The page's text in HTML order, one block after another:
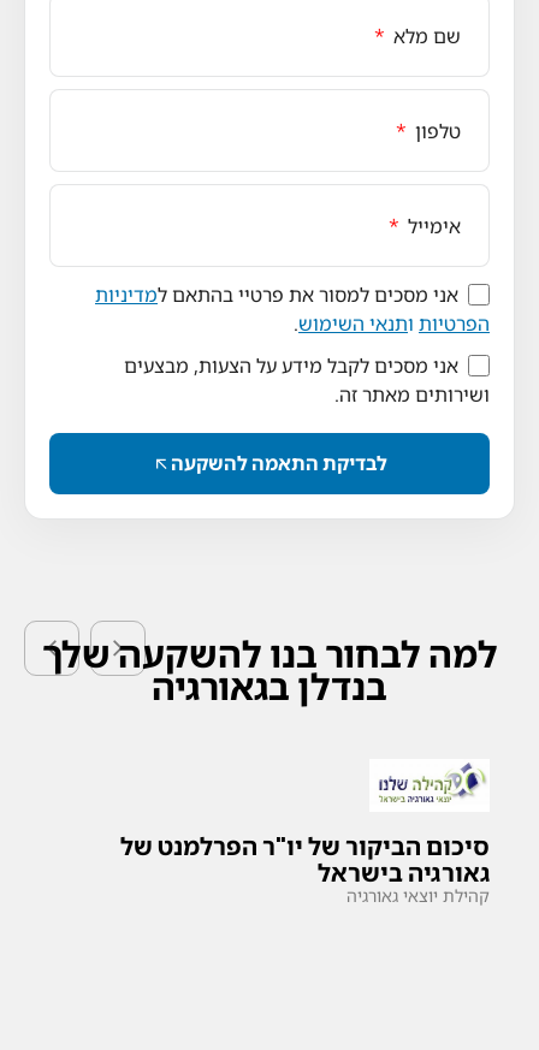
שם מלא
טלפון
אימייל
אני מסכים למסור את פרטיי בהתאם למדיניות
הפרטיות ותנאי השימוש.
אני מסכים לקבל מידע על הצעות, מבצעים
ושירותים מאתר זה.
לבדיקת התאמה להשקעה
למה לבחור בנולהשקעה שלך
בנדלן בגאורגיה
סיכום הביקור של יו"ר הפרלמנט של
גאורגיה בישראל
קהילת יוצאי גאורגיה